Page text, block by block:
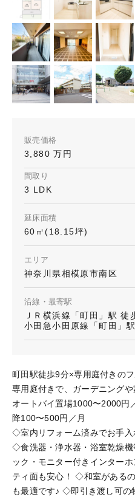
販売価格
3,880 万円
間取り
3 LDK
延床面積
60㎡(18.15坪)
エリア
神奈川県相模原市南区
沿線・最寄駅
ＪＲ横浜線「町田」駅 徒
小田急小田原線「町田」
町田駅徒歩9分×専用庭付きの
専用庭付きで、ガーデニング
オートバイ置場1000〜2000円
降100〜500円／月
◇室内リフォーム済みでお手入
◇食洗器・浄水器・浴室乾燥
ック・モニター付きインター
ティ面も安心！ ◇和室がある
も最適です♪ ◇即引き渡し可